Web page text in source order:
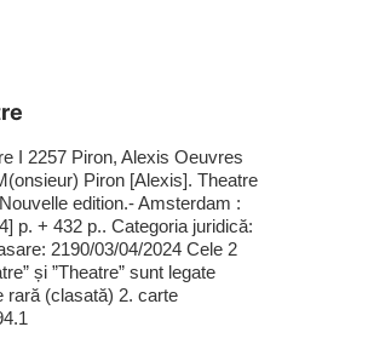
I 2257 Piron, Alexis Oeuvres
Piron [Alexis]. Theatre
edition.- Amsterdam :
p. + 432 p.. Categoria juridică:
2190/03/04/2024 Cele 2
și ”Theatre” sunt legate
rară (clasată) 2. carte